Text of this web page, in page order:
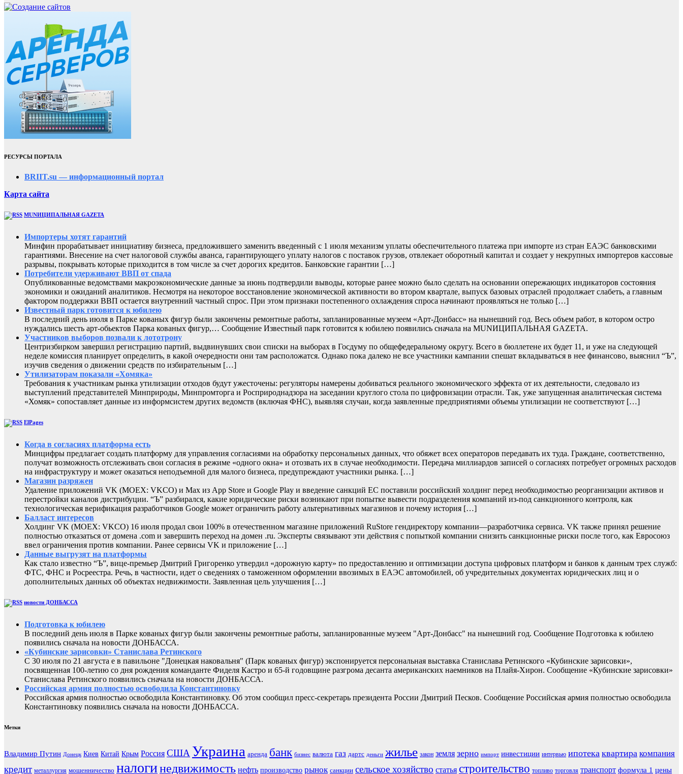
РЕСУРСЫ ПОРТАЛА
BRIIT.su — информационный портал
Карта сайта
MUNИЦИПАЛЬНАЯ GAZЕТА
Импортеры хотят гарантий
Минфин прорабатывает инициативу бизнеса, предложившего заменить введенный с 1 июля механизм уплаты обеспечительного платежа при импорте из стран ЕАЭС банковскими
гарантиями. Внесение на счет налоговой службы аванса, гарантирующего уплату налогов с поставок грузов, отвлекает оборотный капитал и создает у некрупных импортеров кассовые
разрывы, покрывать которые приходится в том числе за счет дорогих кредитов. Банковские гарантии […]
Потребители удерживают ВВП от спада
Опубликованные ведомствами макроэкономические данные за июнь подтвердили выводы, которые ранее можно было сделать на основании опережающих индикаторов состояния
экономики и ожиданий аналитиков. Несмотря на некоторое восстановление экономической активности во втором квартале, выпуск базовых отраслей продолжает слабеть, а главным
фактором поддержки ВВП остается внутренний частный спрос. При этом признаки постепенного охлаждения спроса начинают проявляться не только […]
Известный парк готовится к юбилею
В последний день июля в Парке кованых фигур были закончены ремонтные работы, запланированные музеем «Арт-Донбасс» на нынешний год. Весь объем работ, в котором остро
нуждались шесть арт-обьектов Парка кованых фигур,… Сообщение Известный парк готовится к юбилею появились сначала на MUNИЦИПАЛЬНАЯ GAZЕТА.
Участников выборов позвали к лототрону
Центризбирком завершил регистрацию партий, выдвинувших свои списки на выборах в Госдуму по общефедеральному округу. Всего в бюллетене их будет 11, и уже на следующей
неделе комиссия планирует определить, в какой очередности они там расположатся. Однако пока далеко не все участники кампании спешат вкладываться в нее финансово, выяснил “Ъ”,
изучив сведения о движении средств по избирательным […]
Утилизаторам показали «Хомяка»
Требования к участникам рынка утилизации отходов будут ужесточены: регуляторы намерены добиваться реального экономического эффекта от их деятельности, следовало из
выступлений представителей Минприроды, Минпромторга и Росприроднадзора на заседании круглого стола по цифровизации отрасли. Так, уже запущенная аналитическая система
«Хомяк» сопоставляет данные из информсистем других ведомств (включая ФНС), выявляя случаи, когда заявленные предприятиями объемы утилизации не соответствуют […]
ElPages
Когда в согласиях платформа есть
Минцифры предлагает создать платформу для управления согласиями на обработку персональных данных, что обяжет всех операторов передавать их туда. Граждане, соответственно,
получат возможность отслеживать свои согласия в режиме «одного окна» и отозвать их в случае необходимости. Передача миллиардов записей о согласиях потребует огромных расходов
на инфраструктуру и может оказаться неподъемной для малого бизнеса, предупреждают участники рынка. […]
Магазин разряжен
Удаление приложений VK (MOEX: VKCO) и Max из App Store и Google Play и введение санкций ЕС поставили российский холдинг перед необходимостью реорганизации активов и
перестройки каналов дистрибуции. “Ъ” разбирался, какие юридические риски возникают при попытке вывести подразделения компаний из-под санкционного контроля, как
технологическая верификация разработчиков Google может ограничить работу альтернативных магазинов и почему история […]
Балласт интересов
Холдинг VK (MOEX: VKCO) 16 июля продал свои 100% в отечественном магазине приложений RuStore гендиректору компании—разработчика сервиса. VK также принял решение
полностью отказаться от домена .com и завершить переход на домен .ru. Эксперты связывают эти действия с попыткой компании снизить санкционные риски после того, как Евросоюз
ввел ограничения против компании. Ранее сервисы VK и приложение […]
Данные выгрузят на платформы
Как стало известно “Ъ”, вице-премьер Дмитрий Григоренко утвердил «дорожную карту» по предоставлению и оптимизации доступа цифровых платформ и банков к данным трех служб:
ФТС, ФНС и Росреестра. Речь, в частности, идет о сведениях о таможенном оформлении ввозимых в ЕАЭС автомобилей, об учредительных документах юридических лиц и о
дополнительных данных об объектах недвижимости. Заявленная цель улучшения […]
новости ДОНБАССА
Подготовка к юбилею
В последний день июля в Парке кованых фигур были закончены ремонтные работы, запланированные музеем "Арт-Донбасс" на нынешний год. Сообщение Подготовка к юбилею
появились сначала на новости ДОНБАССА.
«Кубинские зарисовки» Станислава Ретинского
С 30 июля по 21 августа е в павильоне "Донецкая наковальня" (Парк кованых фигур) экспонируется персональная выставка Станислава Ретинского «Кубинские зарисовки»,
посвященная 100-летию со дня рождения команданте Фиделя Кастро и 65-й годовщине разгрома десанта американских наемников на Плайя-Хирон. Сообщение «Кубинские зарисовки»
Станислава Ретинского появились сначала на новости ДОНБАССА.
Российская армия полностью освободила Константиновку
Российская армия полностью освободила Константиновку. Об этом сообщил пресс-секретарь президента России Дмитрий Песков. Сообщение Российская армия полностью освободила
Константиновку появились сначала на новости ДОНБАССА.
Метки
Владимир Путин Донецк Киев Китай Крым Россия США Украина аренда банк бизнес валюта газ дартс деньги жилье закон земля зерно импорт инвестиции интервью ипотека квартира компания
кредит металлургия мошенничество налогинедвижимость нефть производство рынок санкции сельское хозяйство статья строительство топливо торговля транспорт формула 1 цены